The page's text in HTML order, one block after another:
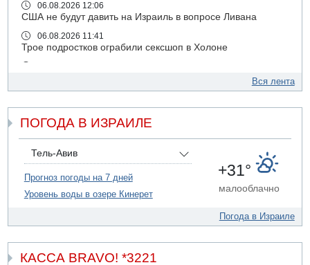
06.08.2026 12:06
США не будут давить на Израиль в вопросе Ливана
06.08.2026 11:41
Трое подростков ограбили сексшоп в Холоне
Украинская атака на российский НПЗ
05.08.2026 18:30
Израиль провел испытания системы противоракетной
обороны "Хец"
МАДА призывает израильтян срочно сдавать кровь
05.08.2026 17:00
Бывший посол Израиля в ООН Гилад Эрдан объявит в
четверг о создании новой политической партии
05.08.2026 13:49
На севере Израиля на берег выбросило тело
Вся лента
ПОГОДА В ИЗРАИЛЕ
Тель-Авив
Прогноз погоды на 7 дней
Уровень воды в озере Кинерет
+31°
малооблачно
Погода в Израиле
КАССА BRAVO! *3221